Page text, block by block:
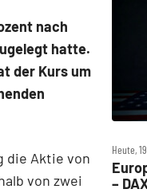
nach
hatte.
der Kurs um
die Aktie von
von zwei
Heute,
–